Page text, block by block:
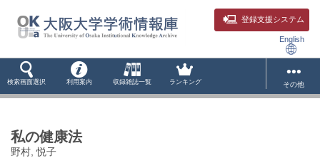
登録支援システム
English
検索画面選択 利用案内 収録雑誌一覧 ランキング その他
私の健康法
野村, 悦子